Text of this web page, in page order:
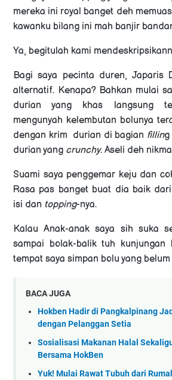
mereka ini royal banget deh
kawanku bilang ini mah banjir
Ya, begitulah kami
Bagi saya pecinta duren, Japaris
alternatif. Kenapa? Bahkan mulai
durian yang khas langsung
mengunyah kelembutan bolunya
dengan krim durian di bagian filling
durian yang crunchy. Aseli deh
Suami saya penggemar keju dan
Rasa pas banget buat dia baik
isi dan topping-nya.
KalauAnak-anak saya sih suka
sampai bolak-balik tuh kunjungan
tempat saya simpan bolu yang
BACA JUGA
Hokben Hadir di Pangkalpinang
dengan Pelanggan Setia
Sosialisasi Makanan Halal
Bersama HokBen
Yuk! Mulai Rawat Tubuh dari